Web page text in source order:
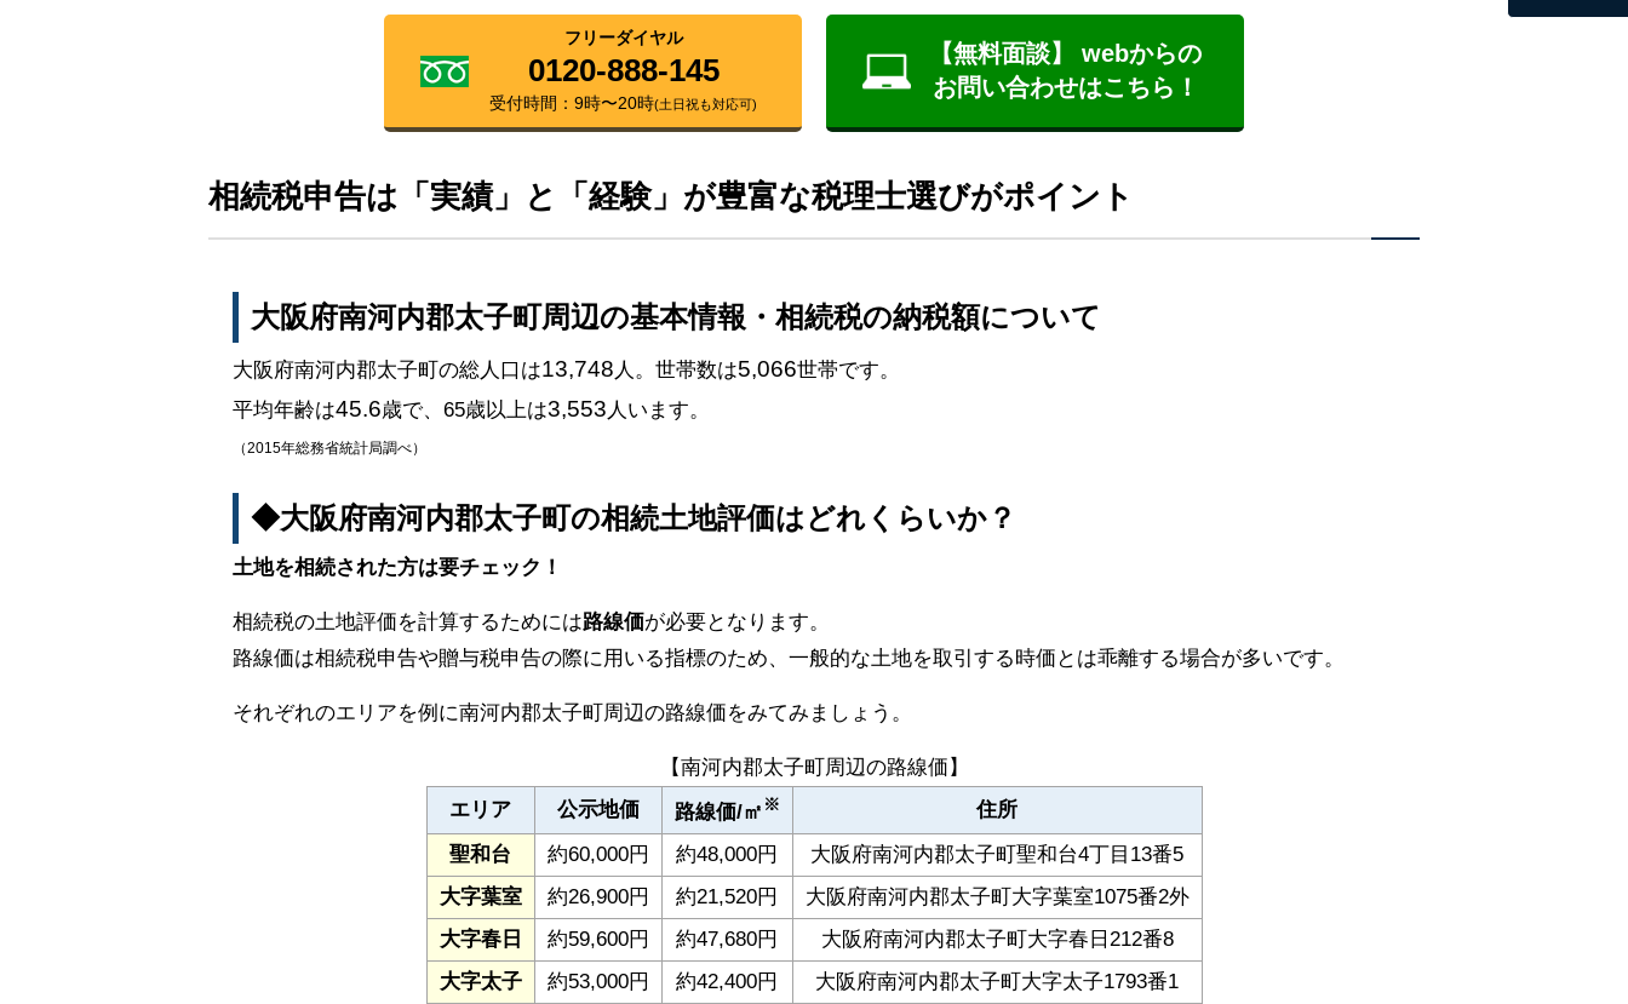
フリーダイヤル
0120-888-145
受付時間：9時〜20時(土日祝も対応可)
【無料面談】 webからの
お問い合わせはこちら！
相続税申告は「実績」と「経験」が豊富な税理士選びがポイント
大阪府南河内郡太子町周辺の基本情報・相続税の納税額について
大阪府南河内郡太子町の総人口は13,748 人。世帯数は5,066世帯です。
平均年齢は45.6歳で、65歳以上は3,553 人います。
（2015年総務省統計局調べ）
◆大阪府南河内郡太子町の相続土地評価はどれくらいか？
土地を相続された方は要チェック！
相続税の土地評価を計算するためには路線価が必要となります。
路線価は相続税申告や贈与税申告の際に用いる指標のため、一般的な土地を取引する時価とは乖離する場合が多いです。
それぞれのエリアを例に南河内郡太子町周辺の路線価をみてみましょう。
【南河内郡太子町周辺の路線価】
エリア
公示地価 路線価/㎡ ※
住所
聖和台
約60,000円 約48,000円
大阪府南河内郡太子町聖和台4丁目13番5
大字葉室
約26,900円 約21,520円
大阪府南河内郡太子町大字葉室1075番2外
大字春日
約59,600円 約47,680円
大阪府南河内郡太子町大字春日212番8
大字太子
約53,000円 約42,400円
大阪府南河内郡太子町大字太子1793番1